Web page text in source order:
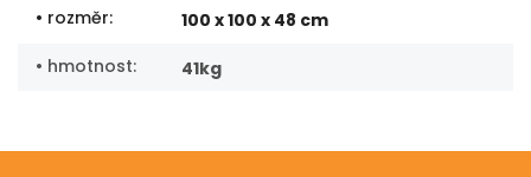
• rozměr:
100 x 100 x 48 cm
• hmotnost: 41kg